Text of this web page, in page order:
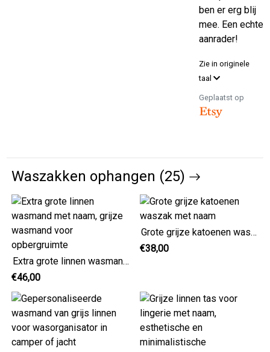
ben er erg blij
mee. Een echte
aanrader!
Zie in originele
taal
Geplaatst op
Waszakken ophangen (25)
Extra grote linnen wasmand met naam, grijze wasmand voor opbergruimte
€46,00
Grote grijze katoenen waszak met naam
€38,00